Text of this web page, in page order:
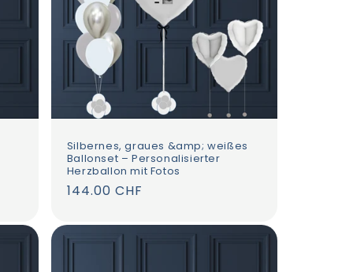
Silbernes, graues &amp; weißes
Ballonset – Personalisierter
Herzballon mit Fotos
Normaler
144.00 CHF